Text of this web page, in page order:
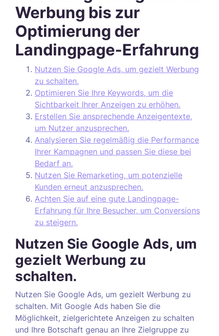
Werbung bis zur
Optimierung der
Landingpage-Erfahrung
Nutzen Sie Google Ads, um gezielt Werbung
zu schalten.
Optimieren Sie Ihre Keywords, um die
Sichtbarkeit Ihrer Anzeigen zu erhöhen.
Erstellen Sie ansprechende Anzeigentexte,
um Nutzer anzusprechen.
Analysieren Sie regelmäßig die Performance
Ihrer Kampagnen und passen Sie diese bei
Bedarf an.
Nutzen Sie Remarketing, um potenzielle
Kunden erneut anzusprechen.
Achten Sie auf eine gute Landingpage-
Erfahrung für Ihre Besucher, um Conversions
zu steigern.
Nutzen Sie Google Ads, um
gezielt Werbung zu
schalten.
Nutzen Sie Google Ads, um gezielt Werbung zu
schalten. Mit Google Ads haben Sie die
Möglichkeit, zielgerichtete Anzeigen zu schalten
und Ihre Botschaft genau an Ihre Zielgruppe zu